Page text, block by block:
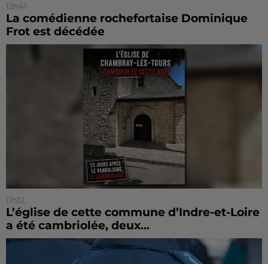
12h41
La comédienne rochefortaise Dominique
Frot est décédée
11h12
L’église de cette commune d’Indre-et-Loire
a été cambriolée, deux...